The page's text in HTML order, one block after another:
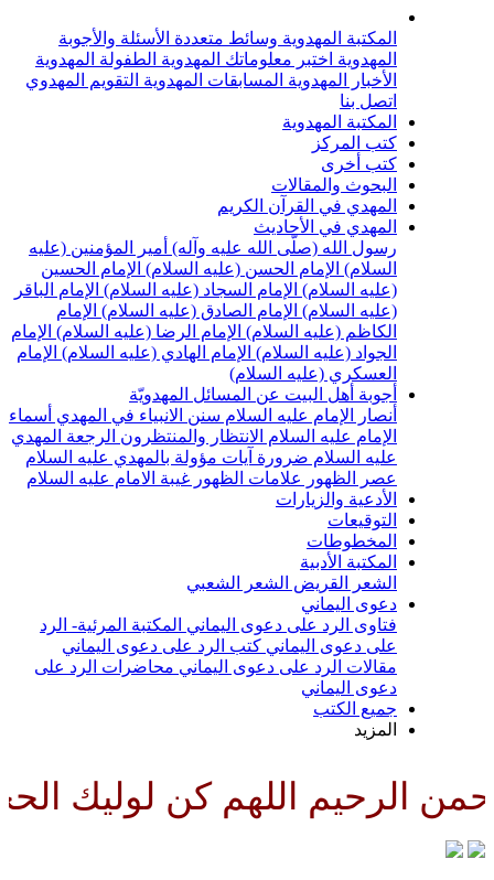
المكتبة المهدوية وسائط متعددة الأسئلة والأجوبة
المهدوية اختبر معلوماتك المهدوية الطفولة المهدوية
الأخبار المهدوية المسابقات المهدوية التقويم المهدوي
اتصل بنا
المكتبة المهدوية
كتب المركز
كتب أخرى
البحوث والمقالات
المهدي في القرآن الكريم
المهدي في الأحاديث
رسول الله (صلّى الله عليه وآله) أمير المؤمنين (عليه
السلام) الإمام الحسن (عليه السلام) الإمام الحسين
(عليه السلام) الإمام السجاد (عليه السلام) الإمام الباقر
(عليه السلام) الإمام الصادق (عليه السلام) الإمام
الكاظم (عليه السلام) الإمام الرضا (عليه السلام) الإمام
الجواد (عليه السلام) الإمام الهادي (عليه السلام) الإمام
العسكري (عليه السلام)
أجوبة أهل البيت عن المسائل المهدويّة
أنصار الإمام عليه السلام سنن الانبياء في المهدي أسماء
الإمام عليه السلام الانتظار والمنتظرون الرجعة المهدي
عليه السلام ضرورة آيات مؤولة بالمهدي عليه السلام
عصر الظهور
علامات الظهور غيبة الامام عليه السلام
الأدعية والزيارات
التوقيعات
المخطوطات
المكتبة الأدبية
الشعر القريض الشعر الشعبي
دعوى اليماني
فتاوى الرد على دعوى اليماني المكتبة المرئية- الرد
على دعوى اليماني كتب الرد على دعوى اليماني
مقالات الرد على دعوى اليماني محاضرات الرد على
دعوى اليماني
جميع الكتب
المزيد
الرحيم اللهم كن لوليك